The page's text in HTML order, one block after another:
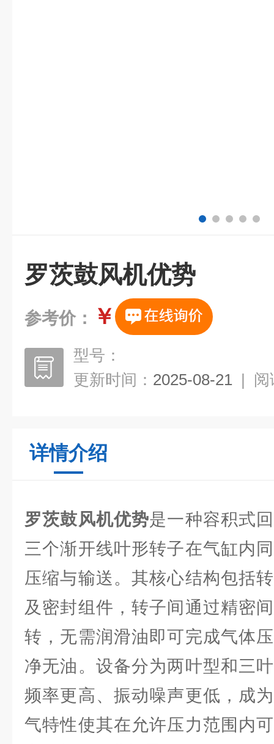
罗茨鼓风机优势
参考价： ￥
型号：
更新时间： 2025-08-21 | 阅
详情介绍
罗茨鼓风机优势是一种容积式
三个渐开线叶形转子在气缸内
压缩与输送。其核心结构包括
及密封组件，转子间通过精密
转，无需润滑油即可完成气体
净无油。设备分为两叶型和三
频率更高、振动噪声更低，成
气特性使其在允许压力范围内